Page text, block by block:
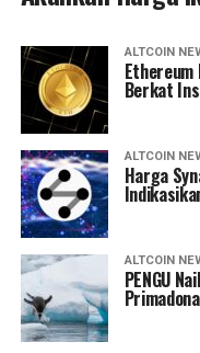
ALTCOIN
Ethereum
Berkat
ALTCOIN
Harga
ALTCOIN
PENGU